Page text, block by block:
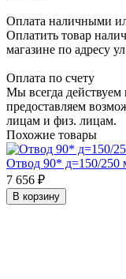
Оплата наличными
Оплатить товар
магазине по адресу
Оплата по счету
Мы всегда действуем
предоставляем
лицам и физ. лицам.
Похожие товары
Отвод 90* д=150/250
7 656 ₽
В корзину